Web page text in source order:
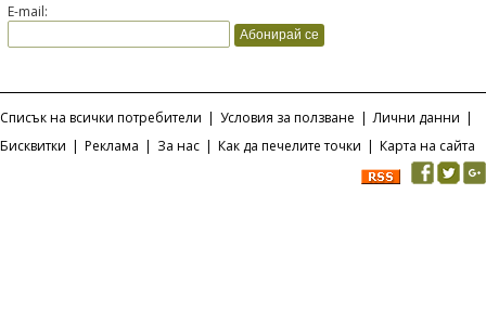
E-mail:
Списък на всички потребители | Условия за ползване | Лични данни |
Бисквитки | Реклама | За нас | Как да печелите точки | Карта на сайта